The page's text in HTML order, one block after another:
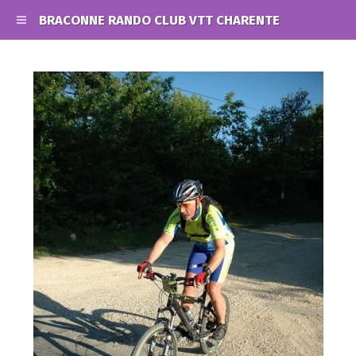
BRACONNE RANDO CLUB VTT CHARENTE